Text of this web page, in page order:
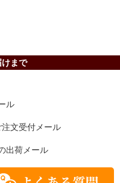
けまで
ル
注文受付メール
出荷メール